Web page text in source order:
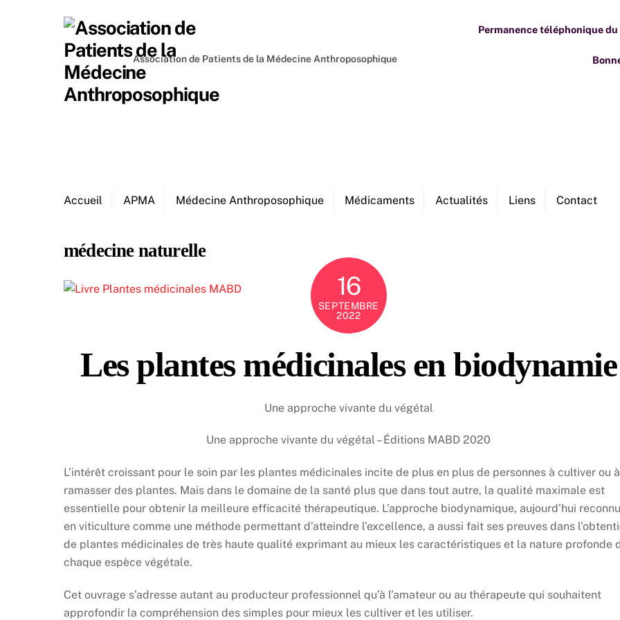
Association de Patients de la Médecine Anthroposophique
Accueil APMA Médecine Anthroposophique Médicaments Actualités Liens Contact
Permanence téléphonique du
médecine naturelle
16
SEPTEMBRE
2022
Les plantes médicinales en biodynamie
Une approche vivante du végétal
Une approche vivante du végétal – Éditions MABD 2020
L’intérêt croissant pour le soin par les plantes médicinales incite de plus en plus de personnes à cultiver ou à
ramasser des plantes. Mais dans le domaine de la santé plus que dans tout autre, la qualité maximale est
essentielle pour obtenir la meilleure efficacité thérapeutique. L’approche biodynamique, aujourd’hui
en viticulture comme une méthode permettant d’atteindre l’excellence, a aussi fait ses preuves dans
de plantes médicinales de très haute qualité exprimant au mieux les caractéristiques et la nature profonde
chaque espèce végétale.
Cet ouvrage s’adresse autant au producteur professionnel qu’à l’amateur ou au thérapeute qui souhaitent
approfondir la compréhension des simples pour mieux les cultiver et les utiliser.